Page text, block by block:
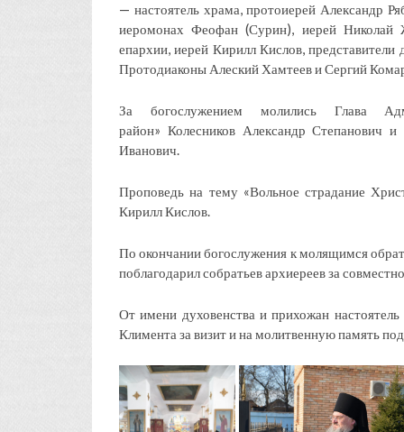
— настоятель храма, протоиерей Александр
иеромонах Феофан (Сурин), иерей Николай
епархии, иерей Кирилл Кислов, представители
Протодиаконы Алеский Хамтеев и Сергий
За богослужением молились Глава
район» Колесников Александр Степанович
Иванович.
Проповедь на тему «Вольное страдание
Кирилл Кислов.
По окончании богослужения к молящимся
поблагодарил собратьев архиереев за
От имени духовенства и прихожан
Климента за визит и на молитвенную память